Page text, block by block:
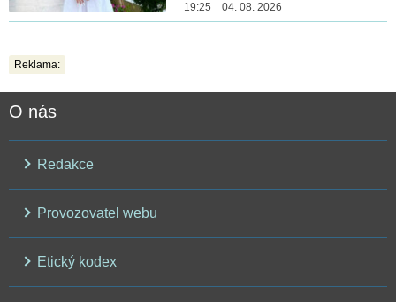
19:25 04. 08. 2026
Reklama:
O nás
Redakce
Provozovatel webu
Etický kodex